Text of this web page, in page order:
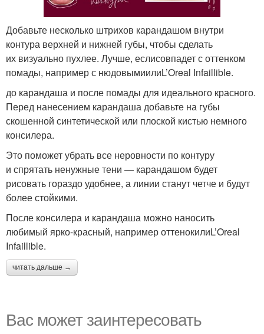
Добавьте несколько штрихов карандашом внутри
контура верхней и нижней губы, чтобы сделать
их визуально пухлее. Лучше, еслисовпадет с оттенком
помады, например с нюдовымиилиL’Oreal Infaillible.
до карандаша и после помады для идеального красного.
Перед нанесением карандаша добавьте на губы
скошенной синтетической или плоской кистью немного
консилера.
Это поможет убрать все неровности по контуру
и спрятать ненужные тени — карандашом будет
рисовать гораздо удобнее, а линии станут четче и будут
более стойкими.
После консилера и карандаша можно наносить
любимый ярко-красный, например оттенокилиL’Oreal
Infaillible.
читать дальше →
Вас может заинтересовать